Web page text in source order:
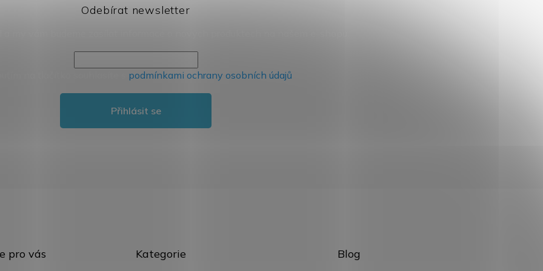
Odebírat newsletter
podmínkami ochrany osobních údajů
Přihlásit se
pro vás
kategorie
Kategorie Blog